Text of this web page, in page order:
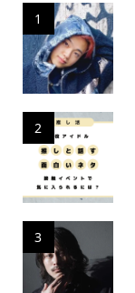
1
2
3